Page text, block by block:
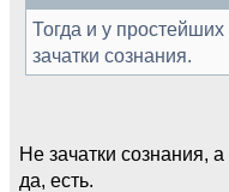
Тогда и у
зачатки сознания.
Не зачатки сознания,
да, есть.